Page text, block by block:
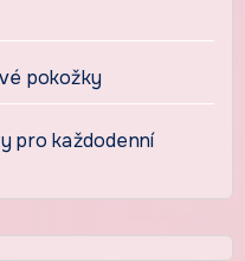
pokožky
pro každodenní